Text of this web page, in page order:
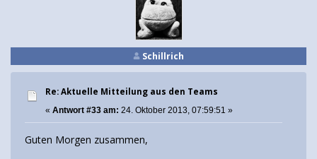
Schillrich
Re: Aktuelle Mitteilung aus den Teams
« Antwort #33 am: 24. Oktober 2013, 07:59:51 »
Guten Morgen zusammen,